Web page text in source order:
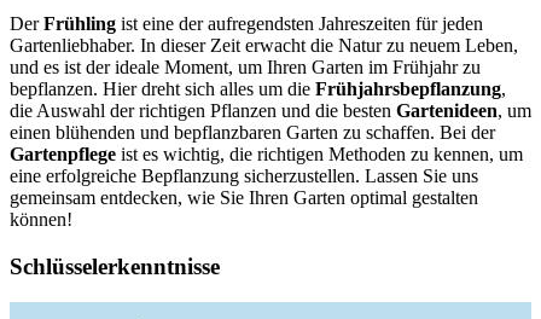
DerFrühling ist eine der aufregendsten Jahreszeiten für jeden
Gartenliebhaber. In dieser Zeit erwacht die Natur zu neuem Leben,
und es ist der ideale Moment, um Ihren Garten im Frühjahr zu
bepflanzen. Hier dreht sich alles um die Frühjahrsbepflanzung,
die Auswahl der richtigen Pflanzen und die besten Gartenideen, um
einen blühenden und bepflanzbaren Garten zu schaffen. Bei der
Gartenpflege ist es wichtig, die richtigen Methoden zu kennen, um
eine erfolgreiche Bepflanzung sicherzustellen. Lassen Sie uns
gemeinsam entdecken, wie Sie Ihren Garten optimal gestalten
können!
Schlüsselerkenntnisse